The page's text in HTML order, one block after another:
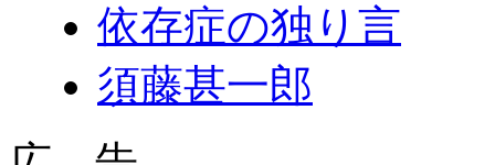
依存症の独り言
須藤甚一郎